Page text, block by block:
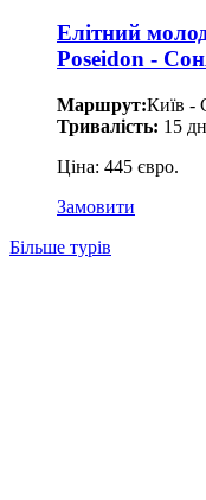
Елітний
Poseidon -
Маршрут:Київ -
Тривалість: 15
Ціна: 445 євро.
Замовити
Більше турів